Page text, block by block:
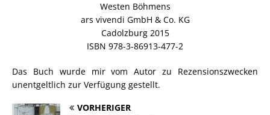
Westen Böhmens
ars vivendi GmbH & Co. KG
Cadolzburg 2015
ISBN 978-3-86913-477-2
Das Buch wurde mir vom Autor zu Rezensionszwecken
unentgeltlich zur Verfügung gestellt.
VORHERIGER